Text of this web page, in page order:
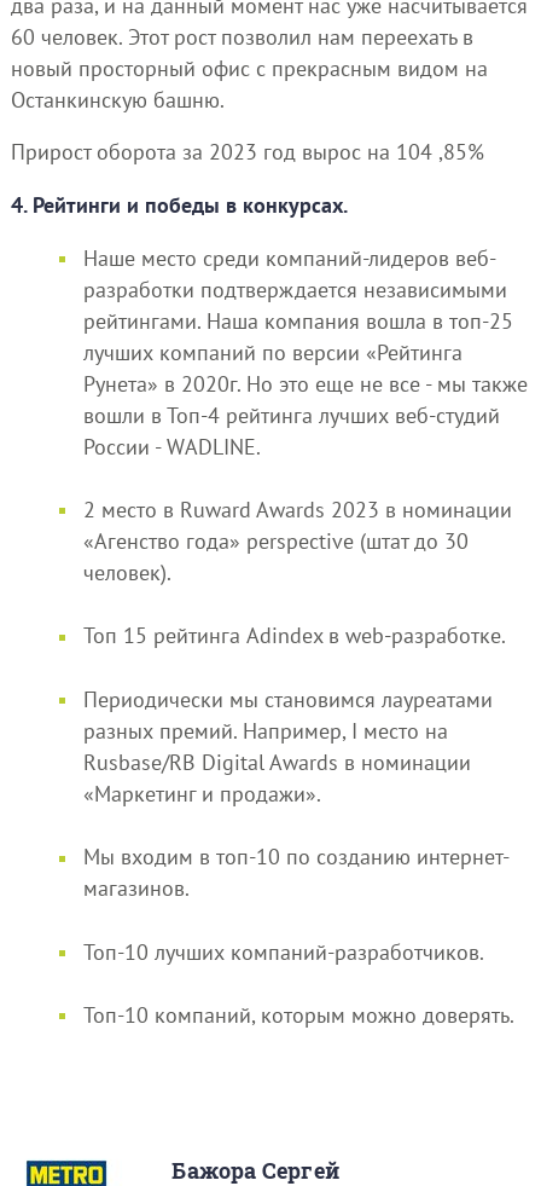
60 человек. Этот рост позволил нам переехать в
новый просторный офис с прекрасным видом на
Останкинскую башню.
Прирост оборота за 2023 год вырос на 104 ,85%
4. Рейтинги и победы в конкурсах.
Наше место среди компаний-лидеров веб-
разработки подтверждается независимыми
рейтингами. Наша компания вошла в топ-25
лучших компаний по версии «Рейтинга
Рунета» в 2020г. Но это еще не все - мы также
вошли в Топ-4 рейтинга лучших веб-студий
России - WADLINE.
2 место в Ruward Awards 2023 в номинации
«Агенство года» perspective (штат до 30
человек).
Топ 15 рейтинга Adindex в web-разработке.
Периодически мы становимся лауреатами
разных премий. Например, I место на
Rusbase/RB Digital Awards в номинации
«Маркетинг и продажи».
Мы входим в топ-10 по созданию интернет-
магазинов.
Топ-10 лучших компаний-разработчиков.
Топ-10 компаний, которым можно доверять.
Бажора Сергей